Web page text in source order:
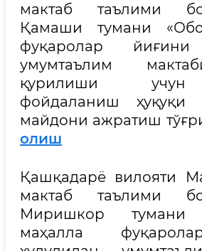
мактаб таълими
Қамаши тумани
фуқаролар йиғини
умумтаълим
қурилиши
фойдаланиш ҳуқуқи
майдони ажратиш
олиш
Қашқадарё вилояти
мактаб таълими
Миришкор тумани
маҳалла